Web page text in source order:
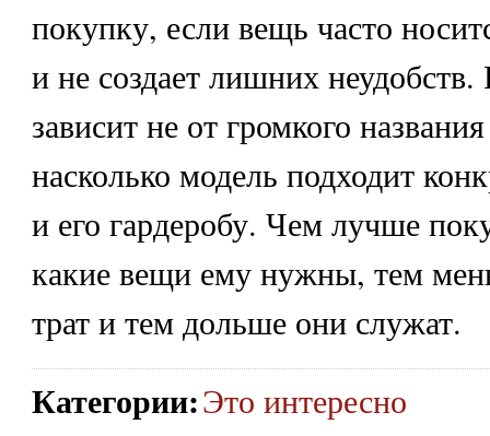
покупку, если вещь часто
и не создает лишних
зависит не от громкого
насколько модель подходит
и его гардеробу. Чем лучше
какие вещи ему нужны, тем
трат и тем дольше они служат.
Категории:Это интересно